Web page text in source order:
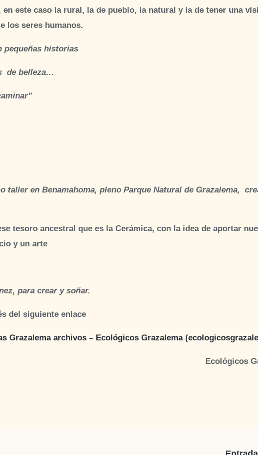
este caso la rural, la de pueblo, la natural y la de tener una
los seres humanos.
pequeñas historias
de belleza…
taller en Benamahoma, pleno Parque Natural de Grazalema,
tesoro ancestral que es la Cerámica, con la idea de aportar
y un arte
, para crear y soñar.
del siguiente enlace
Grazalema archivos – Ecológicos Grazalema
Ecológicos